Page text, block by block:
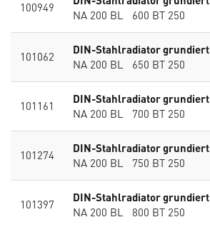
100949
NA 200 BL 600 BT 250
101062 DIN-Stahlradiator grundiert
NA 200 BL 650 BT 250
101161 DIN-Stahlradiator grundiert
NA 200 BL 700 BT 250
101274 DIN-Stahlradiator grundiert
NA 200 BL 750 BT 250
101397 DIN-Stahlradiator grundiert
NA 200 BL 800 BT 250